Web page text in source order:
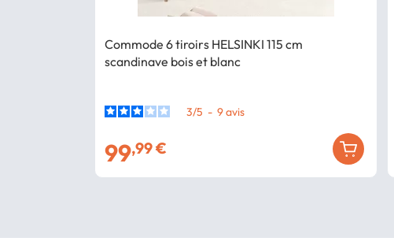
Commode 6 tiroirs HELSINKI 115 cm
scandinave bois et blanc
3/5 - 9avis
99,99 €